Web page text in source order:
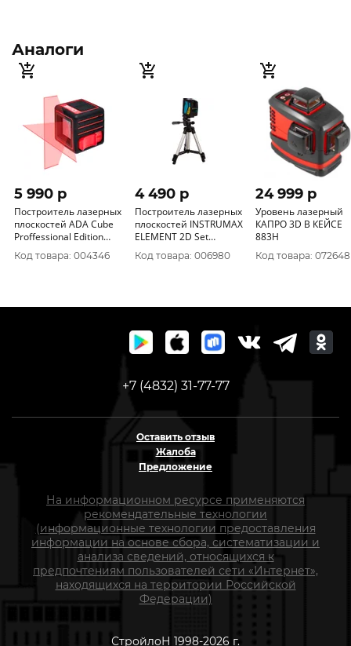
Аналоги
5 990 p
Построитель лазерных
плоскостей ADA Cube
Proffessional Edition
А00343
Код товара: 004346
4 490 p
Построитель лазерных
плоскостей INSTRUMAX
ELEMENT 2D Set
IM0111
Код товара: 006980
24 999 p
Уровень лазерный
КАПРО 3D В КЕЙСЕ
883H
Код товара: 072648
+7 (4832) 31-77-77
Оставить отзыв
Жалоба
Предложение
На информационном ресурсе применяются
рекомендательные технологии
(информационные технологии предоставления
информации на основе сбора, систематизации и
анализа сведений, относящихся к
предпочтениям пользователей сети «Интернет»,
находящихся на территории Российской
Федерации)
СтройлоН 1998-2026 г.